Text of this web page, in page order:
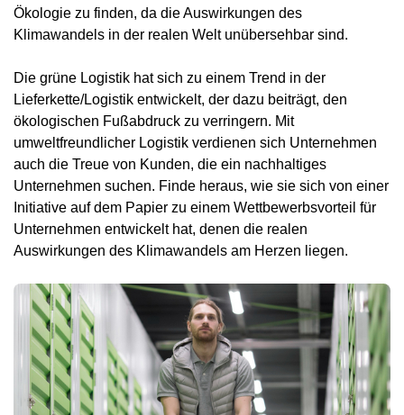
Ökologie zu finden, da die Auswirkungen des
Klimawandels in der realen Welt unübersehbar sind.
Die grüne Logistik hat sich zu einem Trend in der
Lieferkette/Logistik entwickelt, der dazu beiträgt, den
ökologischen Fußabdruck zu verringern. Mit
umweltfreundlicher Logistik verdienen sich Unternehmen
auch die Treue von Kunden, die ein nachhaltiges
Unternehmen suchen. Finde heraus, wie sie sich von einer
Initiative auf dem Papier zu einem Wettbewerbsvorteil für
Unternehmen entwickelt hat, denen die realen
Auswirkungen des Klimawandels am Herzen liegen.